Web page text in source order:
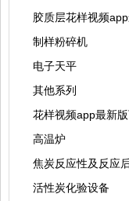
胶质层花样视频app
制样粉碎机
电子天平
其他系列
花样视频app最新
高温炉
焦炭反应性及反应
活性炭化验设备